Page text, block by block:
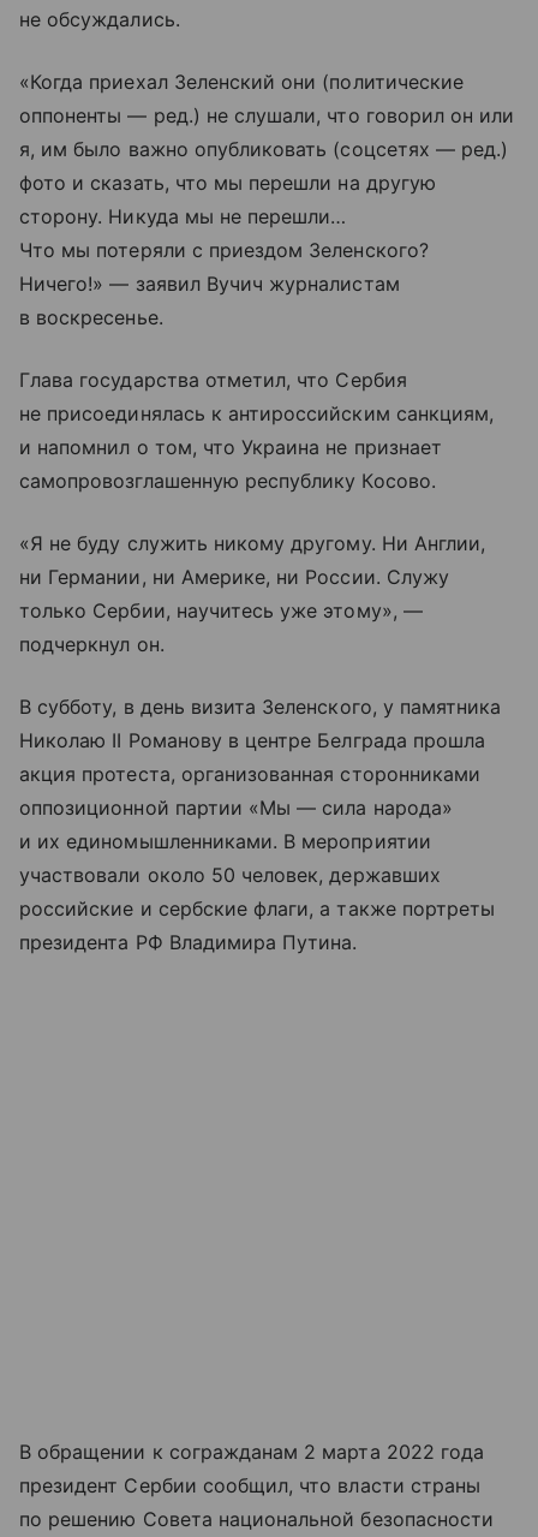
не обсуждались.
«Когда приехал Зеленский они (политические
оппоненты — ред.) не слушали, что говорил он или
я, им было важно опубликовать (соцсетях — ред.)
фото и сказать, что мы перешли на другую
сторону. Никуда мы не перешли…
Что мы потеряли с приездом Зеленского?
Ничего!» — заявил Вучич журналистам
в воскресенье.
Глава государства отметил, что Сербия
не присоединялась к антироссийским санкциям,
и напомнил о том, что Украина не признает
самопровозглашенную республику Косово.
«Я не буду служить никому другому. Ни Англии,
ни Германии, ни Америке, ни России. Служу
только Сербии, научитесь уже этому», —
подчеркнул он.
В субботу, в день визита Зеленского, у памятника
Николаю II Романову в центре Белграда прошла
акция протеста, организованная сторонниками
оппозиционной партии «Мы — сила народа»
и их единомышленниками. В мероприятии
участвовали около 50 человек, державших
российские и сербские флаги, а также портреты
президента РФ Владимира Путина.
В обращении к согражданам 2 марта 2022 года
президент Сербии сообщил, что власти страны
по решению Совета национальной безопасности